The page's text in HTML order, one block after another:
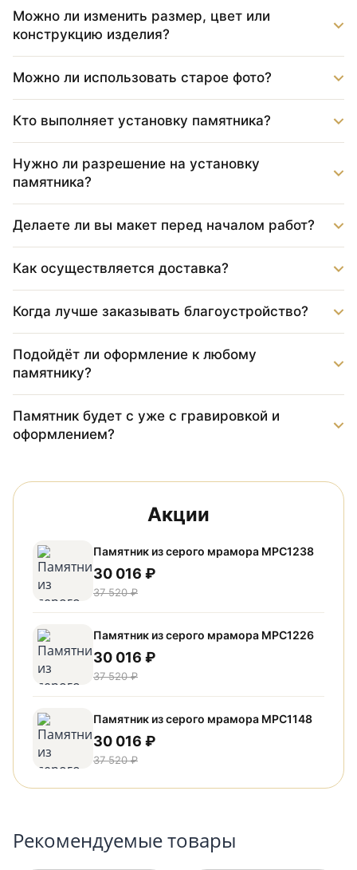
Можно ли изменить размер, цвет или
конструкцию изделия?
Можно ли использовать старое фото?
Кто выполняет установку памятника?
Нужно ли разрешение на установку
памятника?
Делаете ли вы макет перед началом работ?
Как осуществляется доставка?
Когда лучше заказывать благоустройство?
Подойдёт ли оформление к любому
памятнику?
Памятник будет с уже с гравировкой и
оформлением?
Акции
Памятник из серого мрамора МРС1238
30 016 ₽
37 520 ₽
Памятник из серого мрамора МРС1226
30 016 ₽
37 520 ₽
Памятник из серого мрамора МРС1148
30 016 ₽
37 520 ₽
Рекомендуемые товары